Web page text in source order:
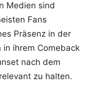
Medien sind
Fans
Präsenz in der
ihrem Comeback
nach dem
zu halten.